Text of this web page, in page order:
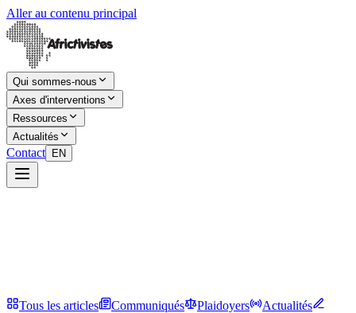
Aller au contenu principal
Qui sommes-nous
Axes d'interventions
Ressources
Actualités
Contact EN
Tous les articles Communiqués Plaidoyers
Actualités